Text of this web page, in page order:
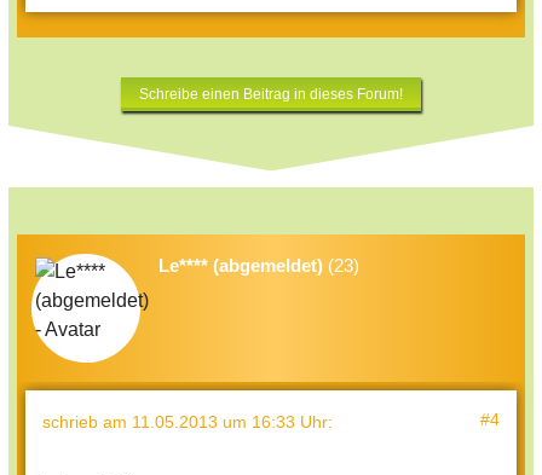
Schreibe einen Beitrag in dieses Forum!
Le**** (abgemeldet) (23)
schrieb am 11.05.2013 um 16:33 Uhr: #4